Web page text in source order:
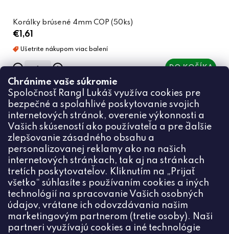
Chránime vaše súkromie
Spoločnosť Rangl Lukáš využíva cookies pre
bezpečné a spoľahlivé poskytovanie svojich
internetových stránok, overenie výkonnosti a
Vašich skúseností ako používateľa a pre ďalšie
zlepšovanie zásadného obsahu a
personalizovanej reklamy ako na našich
internetových stránkach, tak aj na stránkach
tretích poskytovateľov. Kliknutím na „Prijať
všetko“ súhlasíte s používaním cookies a iných
technológií na spracovanie Vašich osobných
údajov, vrátane ich odovzdávania našim
marketingovým partnerom (tretie osoby). Naši
partneri využívajú cookies a iné technológie
Korálky brúsené 4mm COP (50ks)
€1,61
DO KOŠÍKA